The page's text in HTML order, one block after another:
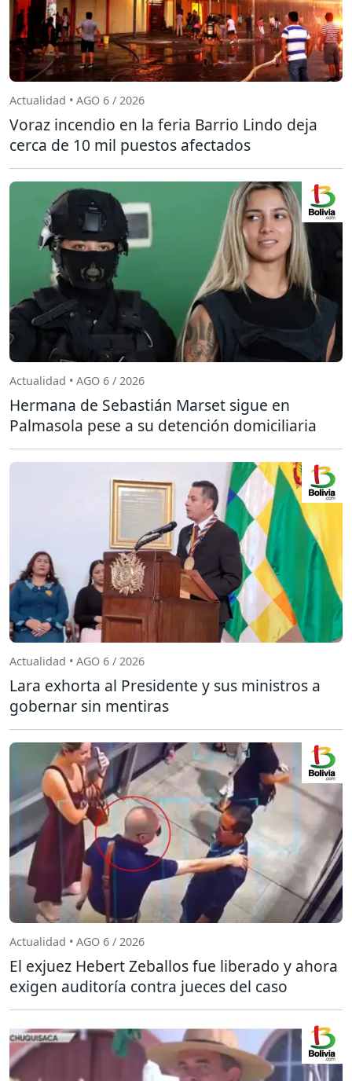
Actualidad • AGO 6 / 2026
Voraz incendio en la feria Barrio Lindo deja
cerca de 10 mil puestos afectados
Actualidad • AGO 6 / 2026
Hermana de Sebastián Marset sigue en
Palmasola pese a su detención domiciliaria
Actualidad • AGO 6 / 2026
Lara exhorta al Presidente y sus ministros a
gobernar sin mentiras
Actualidad • AGO 6 / 2026
El exjuez Hebert Zeballos fue liberado y ahora
exigen auditoría contra jueces del caso